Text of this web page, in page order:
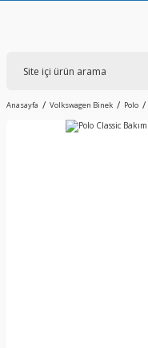
Anasayfa Volkswagen Binek Polo